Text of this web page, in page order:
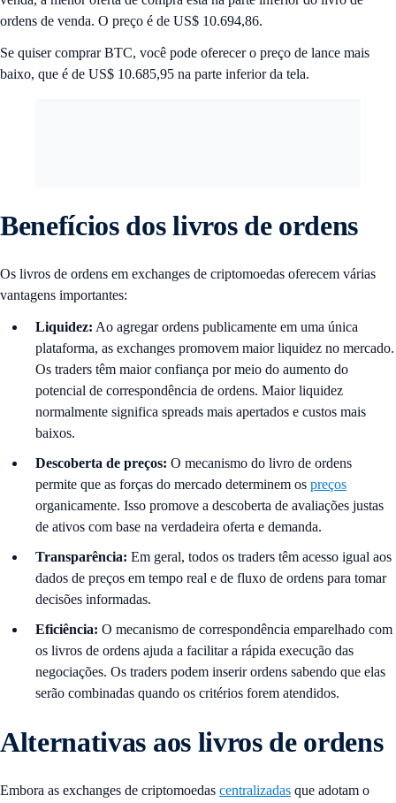
ordens de venda. O preço é de US$ 10.694,86.
Se quiser comprar BTC, você pode oferecer o preço de lance mais
baixo, que é de US$ 10.685,95 na parte inferior da tela.
Benefícios dos livros de ordens
Os livros de ordens em exchanges de criptomoedas oferecem várias
vantagens importantes:
Liquidez: Ao agregar ordens publicamente em uma única
plataforma, as exchanges promovem maior liquidez no mercado.
Os traders têm maior confiança por meio do aumento do
potencial de correspondência de ordens. Maior liquidez
normalmente significa spreads mais apertados e custos mais
baixos.
Descoberta de preços: O mecanismo do livro de ordens
permite que as forças do mercado determinem os preços
organicamente. Isso promove a descoberta de avaliações justas
de ativos com base na verdadeira oferta e demanda.
Transparência: Em geral, todos os traders têm acesso igual aos
dados de preços em tempo real e de fluxo de ordens para tomar
decisões informadas.
Eficiência: O mecanismo de correspondência emparelhado com
os livros de ordens ajuda a facilitar a rápida execução das
negociações. Os traders podem inserir ordens sabendo que elas
serão combinadas quando os critérios forem atendidos.
Alternativas aos livros de ordens
Embora as exchanges de criptomoedas centralizadas que adotam o